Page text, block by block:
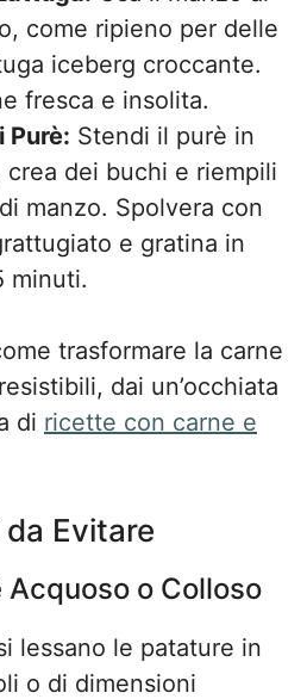
come ripieno per delle
iceberg croccante.
fresca e insolita.
Purè: Stendi il purè in
crea dei buchi e riempili
manzo. Spolvera con
e gratina in
minuti.
trasformare la carne
dai un’occhiata
di ricette con carne e
Evitare
Acquoso o Colloso
lessano le patature in
o di dimensioni